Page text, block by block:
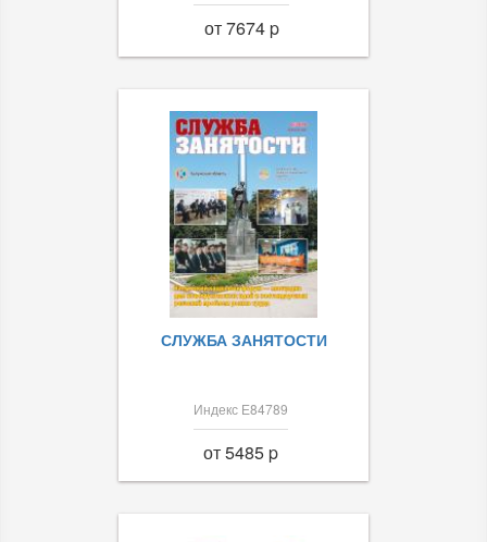
от 7674 p
СЛУЖБА ЗАНЯТОСТИ
Индекс Е84789
от 5485 p